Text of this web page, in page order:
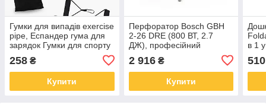
Гумки для випадів exercise
pipe, Еспандер гума для
зарядок Гумки для спорту
258 ₴
Купити
Перфоратор Bosch GBH
2-26 DRE (800 ВТ, 2.7
ДЖ), професійний
2 916₴
Купити
в 1